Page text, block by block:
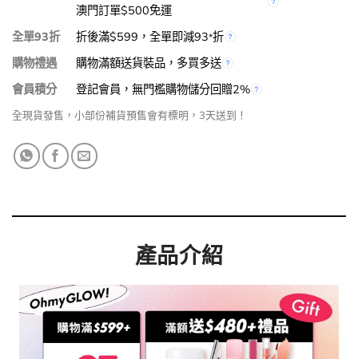
澳門訂單$500免運
全單93折
折後滿$599，全單即減93*折
購物禮遇
購物滿額送貨裝品，多買多送
會員積分
登記會員，無門檻購物儲分回贈2%
全現貨發售，小部份補貨預售會有標明，3天送到！
產品介紹